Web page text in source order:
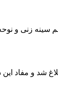
زنی و نوحه
شد و مفاد